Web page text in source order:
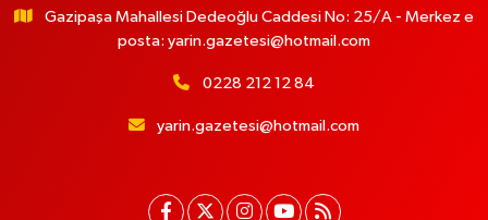
Gazipaşa Mahallesi Dedeoğlu Caddesi No: 25/A - Merkez e
posta: yarin.gazetesi@hotmail.com
0228 212 12 84
yarin.gazetesi@hotmail.com